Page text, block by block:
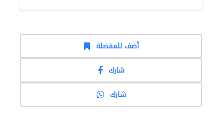
أضف للمفضلة
شارك
شارك